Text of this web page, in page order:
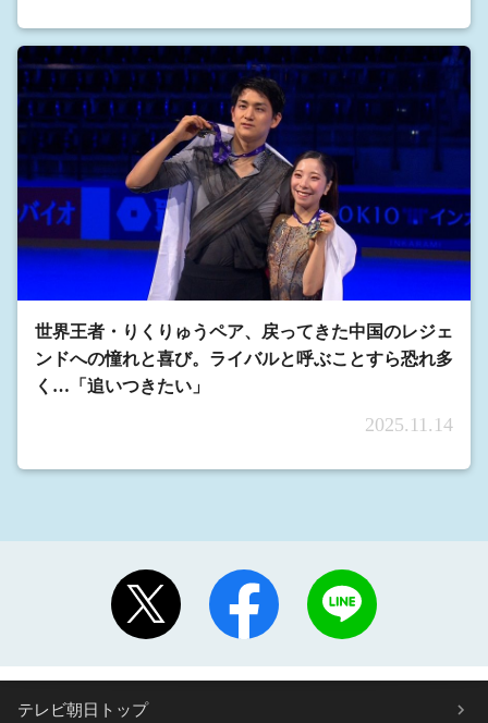
世界王者・りくりゅうペア、戻ってきた中国のレジェ
ンドへの憧れと喜び。ライバルと呼ぶことすら恐れ多
く…「追いつきたい」
2025.11.14
テレビ朝日トップ